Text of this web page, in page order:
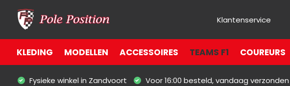
Klantenservice
KLEDING MODELLEN ACCESSOIRES TEAMS F1 COUREURS
Fysieke winkel in Zandvoort Voor 16:00 besteld, vandaag verzonden